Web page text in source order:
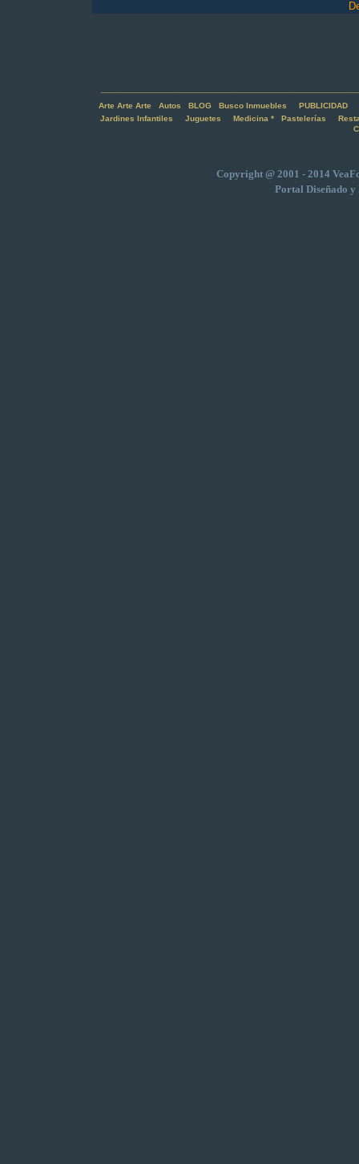
Arte Arte Arte Autos BLOG Busco Inmuebles
PUBLICIDAD
Jardines Infantiles
Juguetes Medicina * Pastelerías
Copyright @ 2001 - 2014
Portal Diseñado